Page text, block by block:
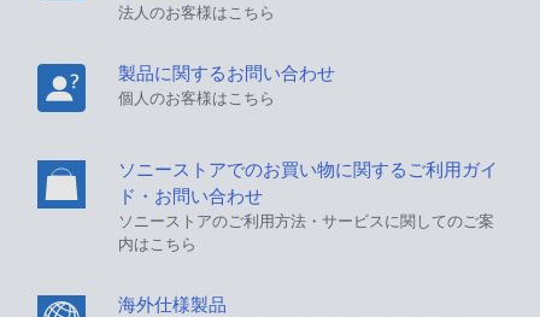
法人のお客様はこちら
製品に関するお問い合わせ
個人のお客様はこちら
ソニーストアでのお買い物に関するご利用ガイ
ド・お問い合わせ
ソニーストアのご利用方法・サービスに関してのご案
内はこちら
海外仕様製品